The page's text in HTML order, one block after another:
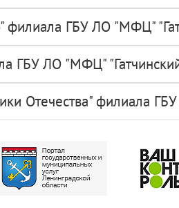
филиала ГБУ ЛО "МФЦ"
ГБУ ЛО "МФЦ"
Отечества" филиала